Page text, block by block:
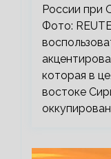
России при
Фото:
которая в
востоке